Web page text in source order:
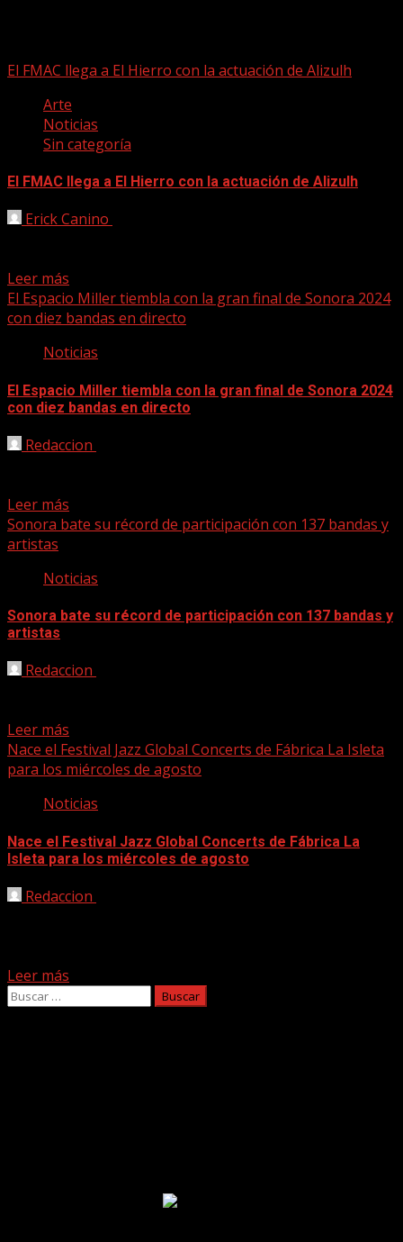
El FMAC llega a El Hierro con la actuación de Alizulh
Arte
Noticias
Sin categoría
El FMAC llega a El Hierro con la actuación de Alizulh
Erick Canino
Leer más
El Espacio Miller tiembla con la gran final de Sonora 2024
con diez bandas en directo
Noticias
El Espacio Miller tiembla con la gran final de Sonora 2024
con diez bandas en directo
Redaccion
Leer más
Sonora bate su récord de participación con 137 bandas y
artistas
Noticias
Sonora bate su récord de participación con 137 bandas y
artistas
Redaccion
Leer más
Nace el Festival Jazz Global Concerts de Fábrica La Isleta
para los miércoles de agosto
Noticias
Nace el Festival Jazz Global Concerts de Fábrica La
Isleta para los miércoles de agosto
Redaccion
Leer más
Buscar: